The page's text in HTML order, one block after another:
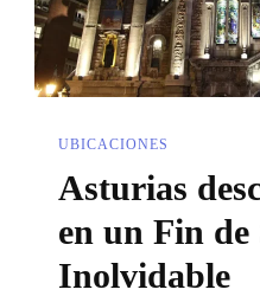
UBICACIONES
Asturias
en un Fin de
Inolvidable